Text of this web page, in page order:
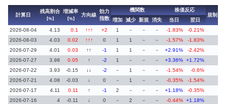
計算日
残高割合
【%】
増減率
【%】
方向線
効力
指数
機関数
株価反応
規制
増加 減少 新規 消失 当日
翌日
2026-08-04
4.13 0.1 ↑↑↑ +2 1 － － － -1.83%
-0.21%
2026-08-03
4.03 0.02 ↑↑↑ 0 1 1 － － -1.57%
-1.83%
2026-07-29
4.01 0.03 ↑↑ -1 1 1 － － +2.91%
-2.42%
2026-07-27
3.98 0.05 ↑ -2 1 － － － +3.36% +1.72%
2026-07-22
3.93 -0.15 ↓↓ -2 － 1 － － -1.54%
-0.6%
2026-07-21
4.08 -0.03 ↓ 0 － 1 － － -0.35%
-1.54%
2026-07-17
4.11 0.11 ↑ -1 2 － － － +1.18%
-0.35%
2026-07-16
4 -0.11 ↓ 0 － 2 － － -0.44% +1.18%